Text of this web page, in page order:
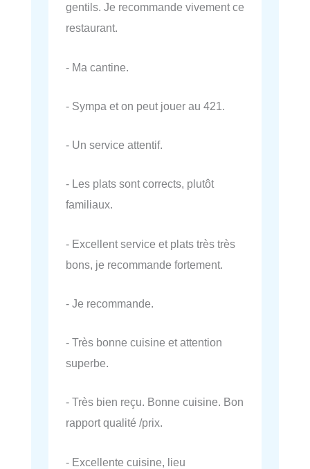
gentils. Je recommande vivement ce
restaurant.
- Ma cantine.
- Sympa et on peut jouer au 421.
- Un service attentif.
- Les plats sont corrects, plutôt
familiaux.
- Excellent service et plats très très
bons, je recommande fortement.
- Je recommande.
- Très bonne cuisine et attention
superbe.
- Très bien reçu. Bonne cuisine. Bon
rapport qualité /prix.
- Excellente cuisine, lieu